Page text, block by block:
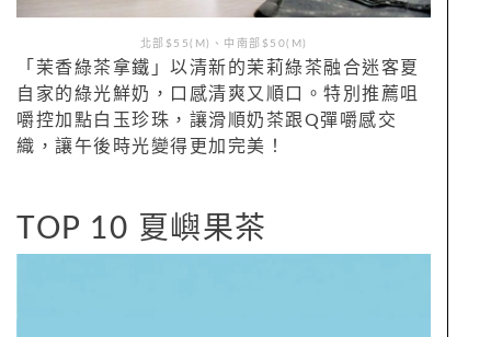
北部$55(M)、中南部$50(M)
「茉香綠茶拿鐵」以清新的茉莉綠茶融合迷客夏
自家的綠光鮮奶，口感清爽又順口。特別推薦咀
嚼控加點白玉珍珠，讓滑順奶茶跟Q彈嚼感交
織，讓午後時光變得更加完美！
TOP 10 夏嶼果茶